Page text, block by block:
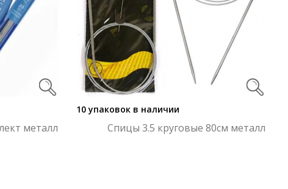
металл
10 упаковок в наличии
Спицы 3.5 круговые 80см металл